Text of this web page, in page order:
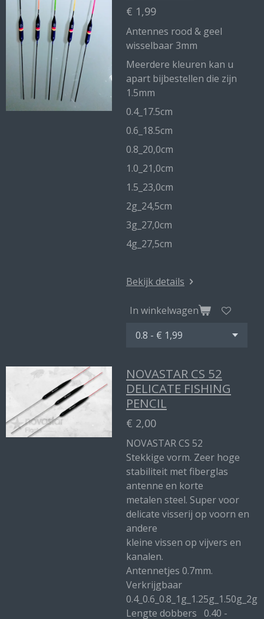
€ 1,99
Antennes rood & geel
wisselbaar 3mm
Meerdere kleuren kan u
apart bijbestellen die zijn
1.5mm
0.4_17.5cm
0.6_18.5cm
0.8_20,0cm
1.0_21,0cm
1.5_23,0cm
2g_24,5cm
3g_27,0cm
4g_27,5cm
Bekijk details
In winkelwagen
NOVASTAR CS 52
DELICATE FISHING
PENCIL
€ 2,00
NOVASTAR CS 52
Stekkige vorm. Zeer hoge
stabiliteit met fiberglas
antenne en korte
metalen steel. Super voor
delicate visserij op voorn en
andere
kleine vissen op vijvers en
kanalen.
Antennetjes 0.7mm.
Verkrijgbaar
0.4_0.6_0.8_1g_1.25g_1.50g_2g
Lengte dobbers 0.40 -